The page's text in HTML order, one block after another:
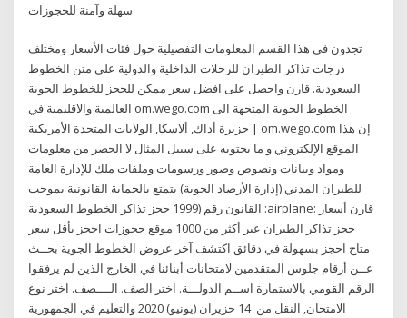
سهلة وآمنة للحجوزات
تجدون في هذا القسم المعلومات التفصيلية حول فئات الأسعار ومختلف
درجات تذاكر الطيران للرحلات الداخلية والدولية على متن الخطوط
السعودية. قارن واحصل على افضل سعر ممكن للحجز للخطوط الجوية
العالمية والاقليمية في om.wego.com الخطوط الجوية المتجهة الى
جزيرة أداك, ألاسكا, الولايات المتحدة الأمريكية | om.wego.com إن هذا
الموقع الإلكتروني و ما يحتويه على سبيل المثال لا الحصر من معلومات
ومواد وبيانات ونصوص وصور ورسومات وملفات ملك للإدارة العامة
للطيران المدني (إدارة الأرصاد الجوية) يتمتع بالحماية القانونية بموجب
القانون رقم (1999 حجز تذاكر الخطوط السعودية :airplane: قارن أسعار
حجز تذاكر الطيران عبر أكثر من 1000 موقع حجوزات احجز بأقل سعر
متاح احجز بسهولة في دقائق اكتشف آخر عروض الخطوط الجوية بحــث
عــن أرقام جلوس المتقدمين لامتحانات أبنائنا في الخارج الذين لم يرفقوا
الرقم القومي بالاستمارة اســم الدولـــة. اختر الصف. الــــصف. اختر نوع
الامتحان, النقل من 14 حزيران (يونيو) 2020 والتعليم في الجمهورية